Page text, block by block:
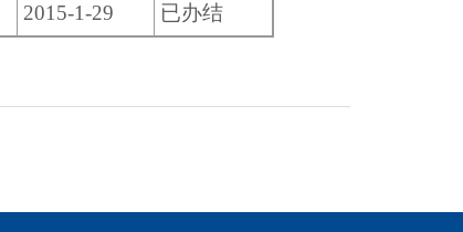
2015-1-29 已办结